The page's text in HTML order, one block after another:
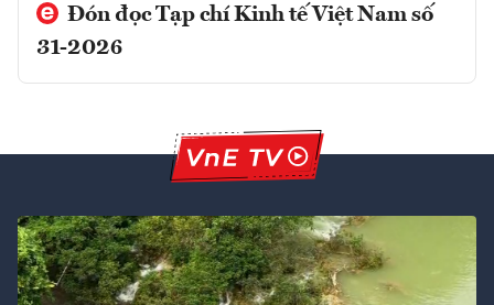
Đón đọc Tạp chí Kinh tế Việt Nam số
31-2026